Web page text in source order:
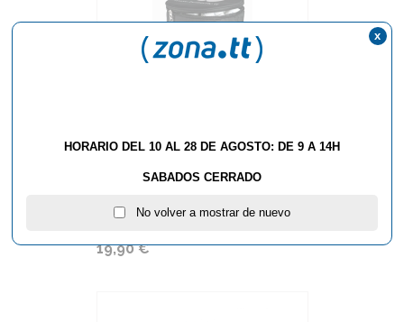
19,90 €
HORARIO DEL 10 AL 28 DE AGOSTO: DE 9 A 14H
SABADOS CERRADO
No volver a mostrar de nuevo
x